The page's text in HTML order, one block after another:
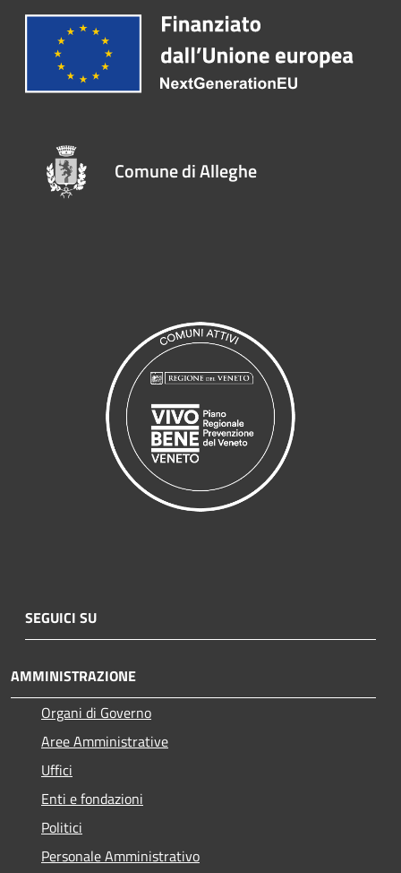
Comune di Alleghe
SEGUICI SU
AMMINISTRAZIONE
Organi di Governo
Aree Amministrative
Uffici
Enti e fondazioni
Politici
Personale Amministrativo